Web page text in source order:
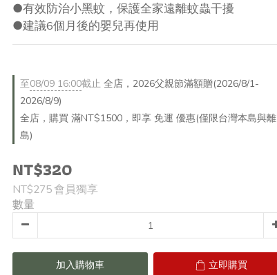
●有效防治小黑蚊，保護全家遠離蚊蟲干擾
●建議6個月後的嬰兒再使用
至08/09 16:00截止全店，2026父親節滿額贈(2026/8/1-
2026/8/9)
全店，購買 滿NT$1500，即享 免運 優惠(僅限台灣本島與離
島)
NT$320
NT$275會員獨享
數量
加入購物車 立即購買